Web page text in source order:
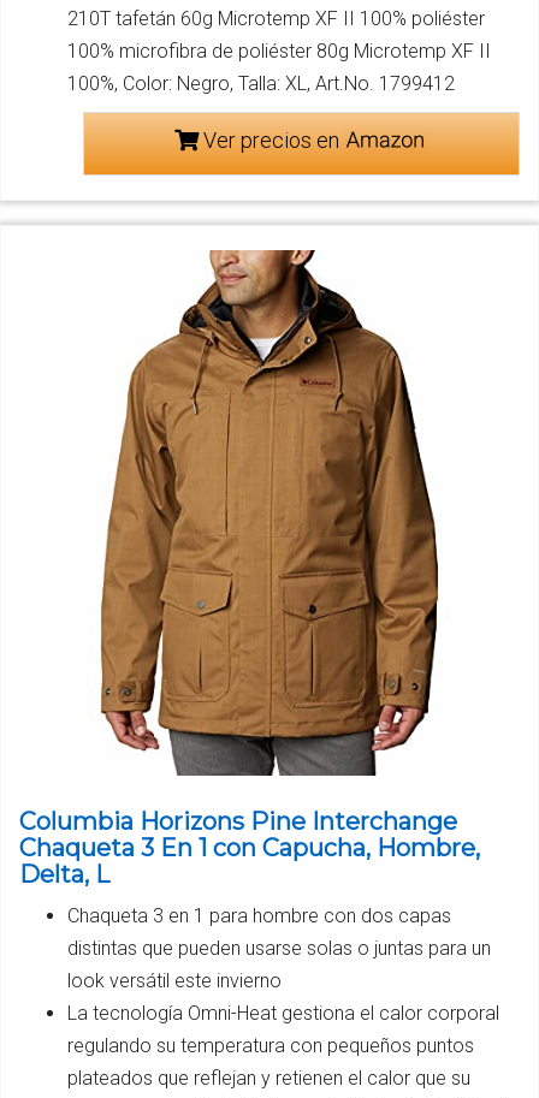
210T tafetán 60g Microtemp XF II 100% poliéster
100% microfibra de poliéster 80g Microtemp XF II
100%, Color: Negro, Talla: XL, Art.No. 1799412
Ver precios en
Columbia Horizons Pine Interchange
Chaqueta 3 En 1 con Capucha, Hombre,
Delta, L
Chaqueta 3 en 1 para hombre con dos capas
distintas que pueden usarse solas o juntas para un
look versátil este invierno
La tecnología Omni-Heat gestiona el calor corporal
regulando su temperatura con pequeños puntos
plateados que reflejan y retienen el calor que su